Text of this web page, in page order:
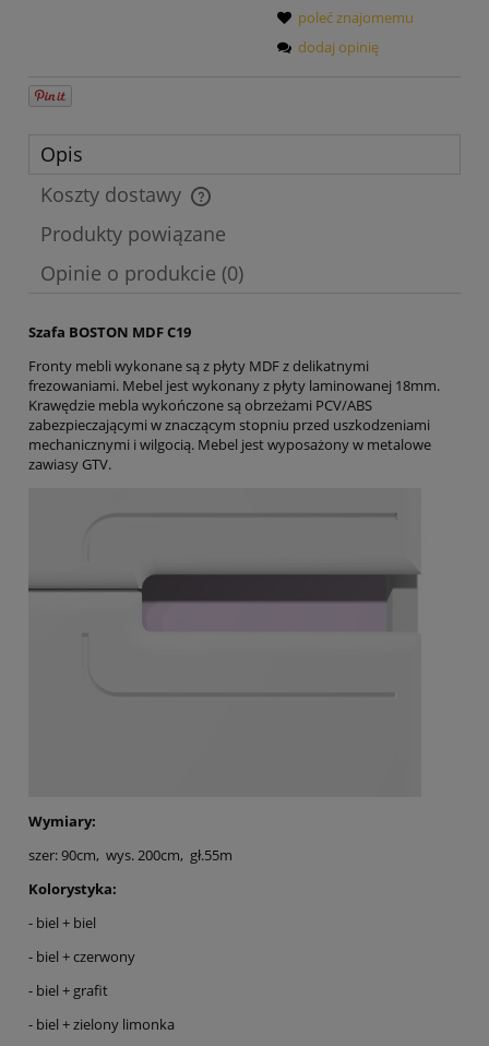
poleć znajomemu
dodaj opinię
Opis
Koszty dostawy
Cena nie zawiera ewentualnych kosztów płatności
Produkty powiązane
Opinie o produkcie (0)
Szafa BOSTON MDF C19
Fronty mebli wykonane są z płyty MDF z delikatnymi
frezowaniami. Mebel jest wykonany z płyty laminowanej 18mm.
Krawędzie mebla wykończone są obrzeżami PCV/ABS
zabezpieczającymi w znaczącym stopniu przed uszkodzeniami
mechanicznymi i wilgocią. Mebel jest wyposażony w metalowe
zawiasy GTV.
Wymiary:
szer: 90cm, wys. 200cm, gł.55m
Kolorystyka:
- biel + biel
- biel + czerwony
- biel + grafit
- biel + zielony limonka